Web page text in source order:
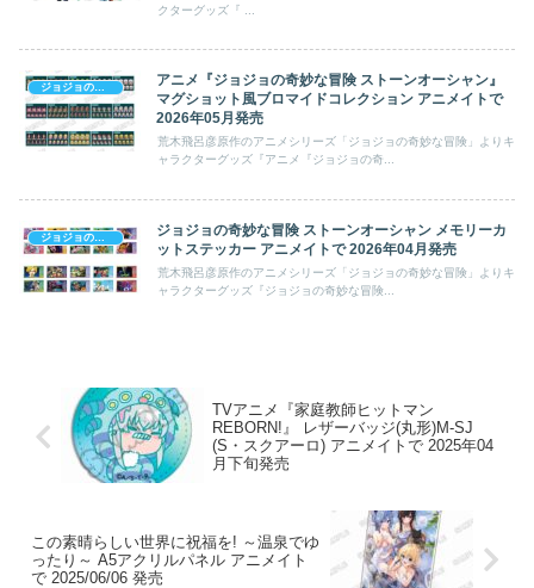
アニメ『ジョジョの奇妙な冒険 ストーンオーシャン』
マグショット風ブロマイドコレクション アニメイトで
2026年05月発売
荒木飛呂彦原作のアニメシリーズ「ジョジョの奇妙な冒険」よりキ
ャラクターグッズ『アニメ『ジョジョの奇...
ジョジョの奇妙な冒険 ストーンオーシャン メモリーカ
ットステッカー アニメイトで 2026年04月発売
荒木飛呂彦原作のアニメシリーズ「ジョジョの奇妙な冒険」よりキ
ャラクターグッズ『ジョジョの奇妙な冒険...
TVアニメ『家庭教師ヒットマン
REBORN!』 レザーバッジ(丸形)M-SJ
(S・スクアーロ) アニメイトで 2025年04
月下旬発売
この素晴らしい世界に祝福を! ～温泉でゆ
ったり～ A5アクリルパネル アニメイト
で 2025/06/06 発売